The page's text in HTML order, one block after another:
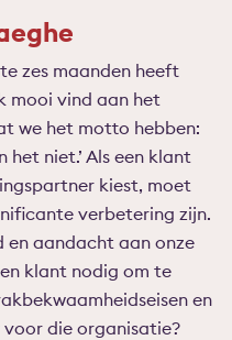
zes maanden heeft
mooi vind aan het
we het motto hebben:
het niet.’ Als een klant
kiest, moet
verbetering zijn.
en aandacht aan onze
klant nodig om te
en
die organisatie?